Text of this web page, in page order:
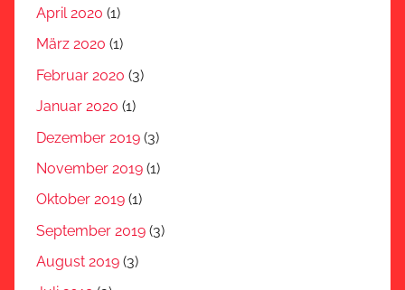
April 2020 (1)
März 2020 (1)
Februar 2020 (3)
Januar 2020 (1)
Dezember 2019 (3)
November 2019 (1)
Oktober 2019 (1)
September 2019 (3)
August 2019 (3)